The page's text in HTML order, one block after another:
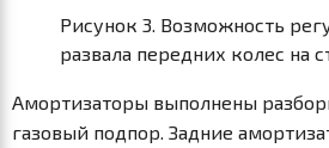
Рисунок 3. Возможность
развала передних колес на
Амортизаторы выполнены
газовый подпор. Задние